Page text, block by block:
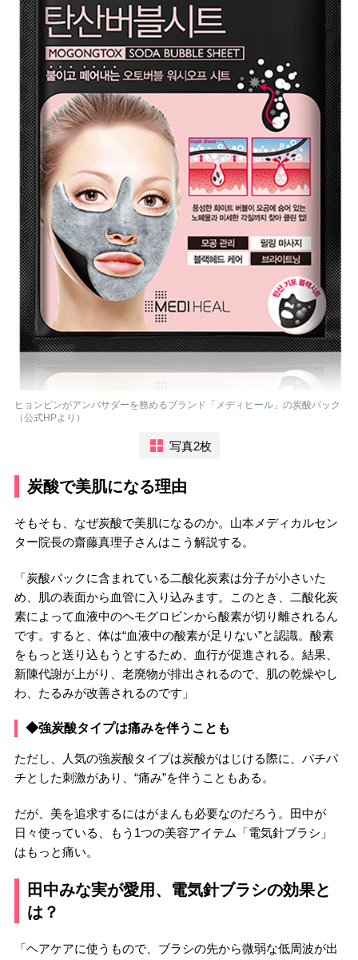
ヒョンビンがアンバサダーを務めるブランド「メディヒール」の炭酸パック
（公式HPより）
写真2枚
炭酸で美肌になる理由
そもそも、なぜ炭酸で美肌になるのか。山本メディカルセン
ター院長の齋藤真理子さんはこう解説する。
「炭酸パックに含まれている二酸化炭素は分子が小さいた
め、肌の表面から血管に入り込みます。このとき、二酸化炭
素によって血液中のヘモグロビンから酸素が切り離されるん
です。すると、体は“血液中の酸素が足りない”と認識。酸素
をもっと送り込もうとするため、血行が促進される。結果、
新陳代謝が上がり、老廃物が排出されるので、肌の乾燥やし
わ、たるみが改善されるのです」
◆強炭酸タイプは痛みを伴うことも
ただし、人気の強炭酸タイプは炭酸がはじける際に、パチパ
チとした刺激があり、“痛み”を伴うこともある。
だが、美を追求するにはがまんも必要なのだろう。田中が
日々使っている、もう1つの美容アイテム「電気針ブラシ」
はもっと痛い。
田中みな実が愛用、電気針ブラシの効果と
は？
「ヘアケアに使うもので、ブラシの先から微弱な低周波が出